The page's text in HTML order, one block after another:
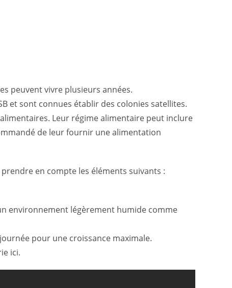
peuvent vivre plusieurs années.
et sont connues établir des colonies satellites.
Leur régime alimentaire peut inclure
de leur fournir une alimentation
en compte les éléments suivants :
environnement légèrement humide comme
pour une croissance maximale.
ici.